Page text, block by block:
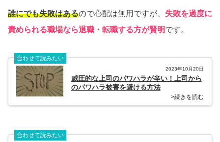
誰にでも失敗はあるので心配は無用ですが、 失敗を過度に
責められる職場なら退職・転職する方が賢明です。
合わせて読みたい
2023年10月20日
威圧的な上司のパワハラが辛い！上司から
のパワハラ被害を避ける方法
>続きを読む
合わせて読みたい